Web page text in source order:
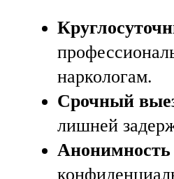
наркологам.
Срочный
лишней
Анонимность